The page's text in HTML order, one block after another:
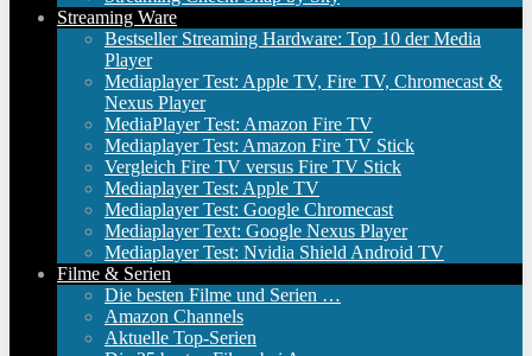
Streaming Ware
Bestseller Streaming Hardware: Top 10 der Media
Player
Mediaplayer Test: Apple TV, Fire TV, Chromecast &
Nexus Player
MediaPlayer Test: Amazon Fire TV
Mediaplayer Test: Amazon Fire TV Stick
Vergleich Fire TV versus Fire TV Stick
Mediaplayer Test: Apple TV
Mediaplayer Test: Google Chromecast
Mediaplayer Text: Google Nexus Player
Mediaplayer Test: Nvidia Shield Android TV
Filme & Serien
Die besten Filme und Serien …
Amazon Channels
Aktuelle Top-Serien